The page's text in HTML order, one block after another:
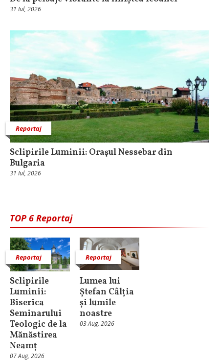
31 Iul, 2026
Reportaj
Sclipirile Luminii: Oraşul Nessebar din
Bulgaria
31 Iul, 2026
TOP 6 Reportaj
Reportaj
Sclipirile
Luminii:
Biserica
Seminarului
Teologic de la
Mănăstirea
Neamț
07 Aug, 2026
Reportaj
Lumea lui
Ștefan Câlția
și lumile
noastre
03 Aug, 2026